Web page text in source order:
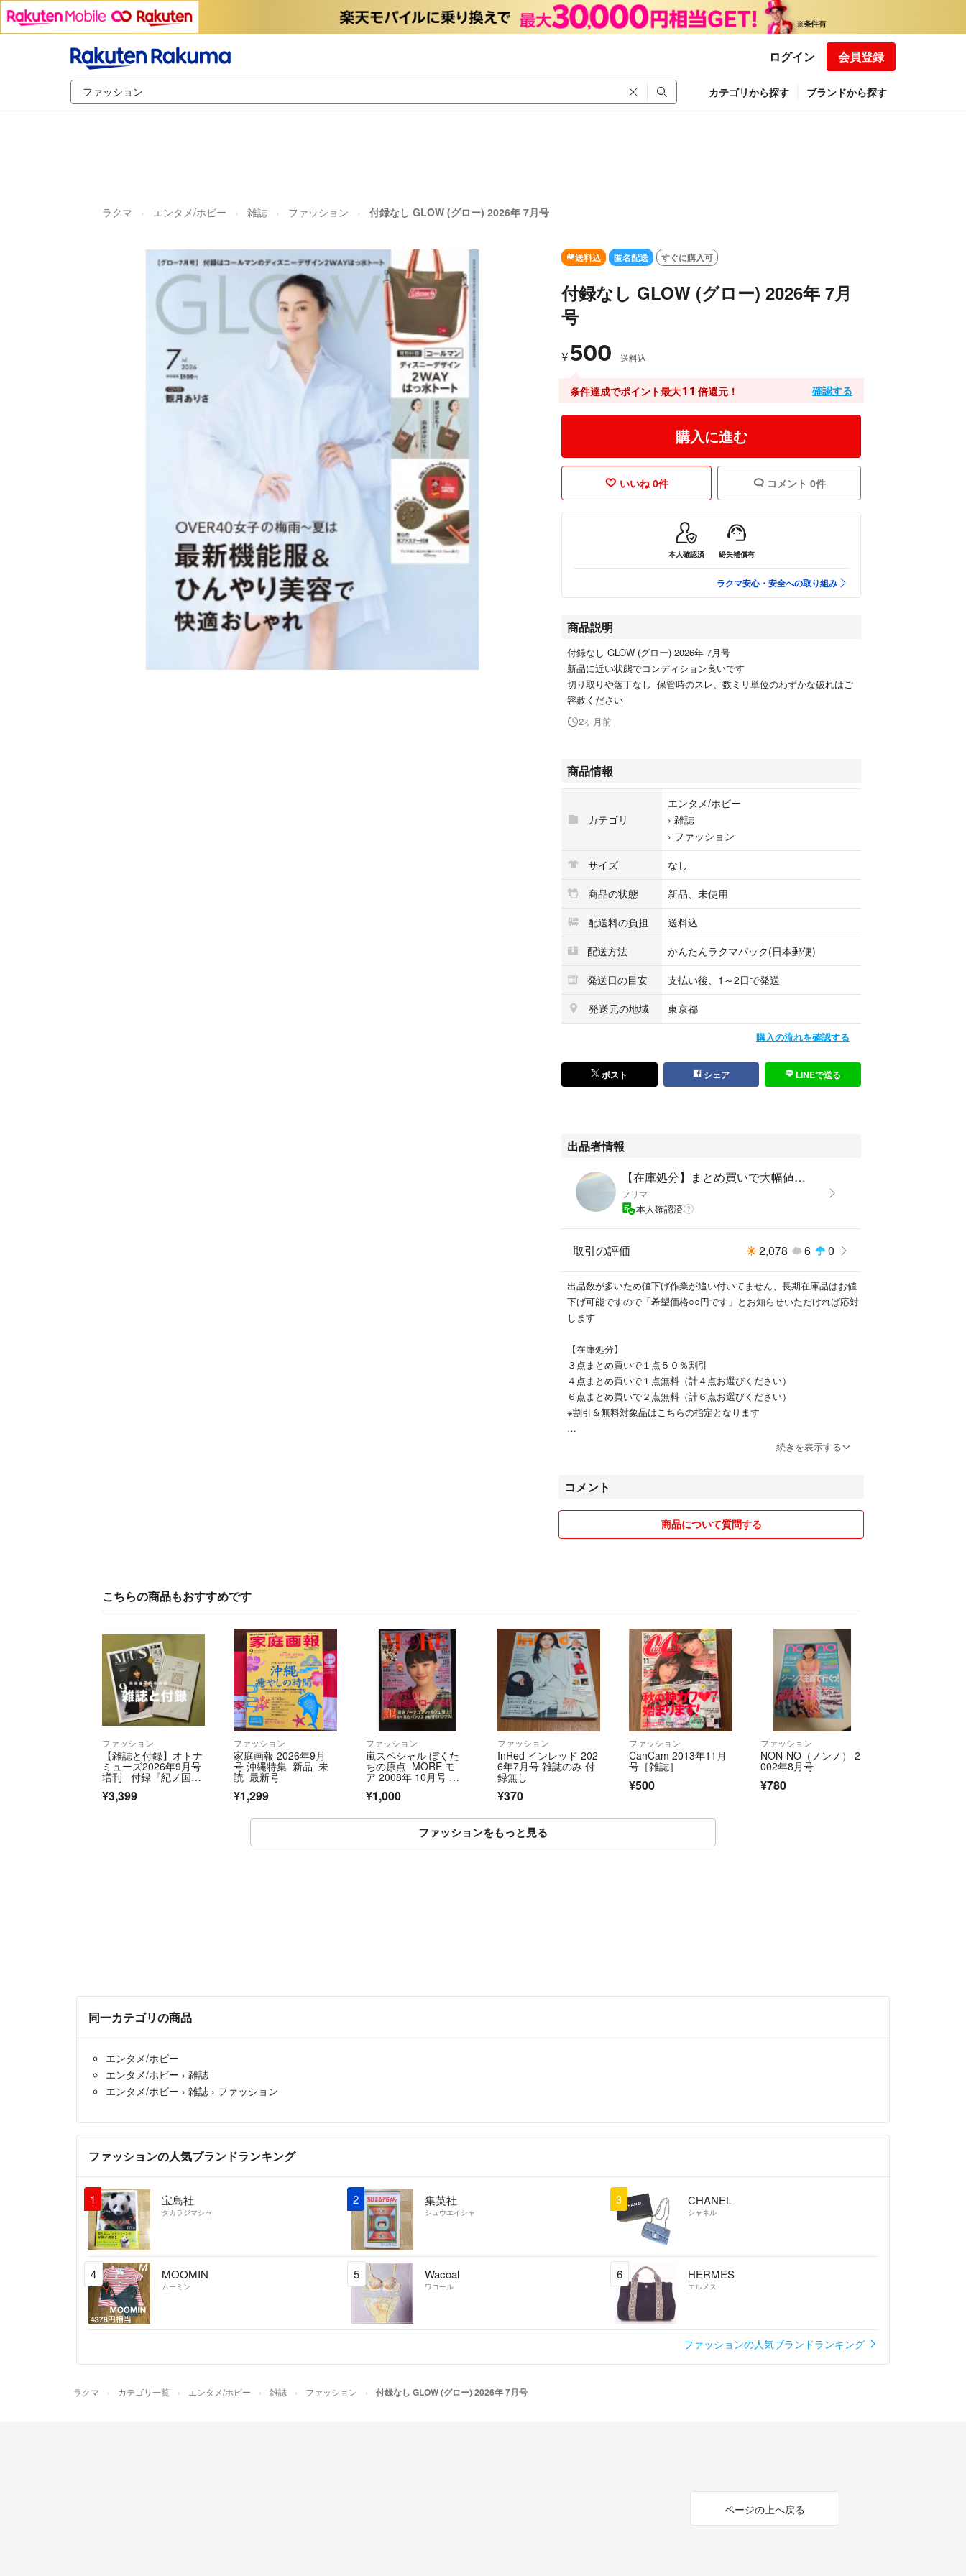
ログイン 会員登録
カテゴリから探す ブランドから探す
ラクマ エンタメ/ホビー 雑誌 ファッション 付録なし GLOW (グロー) 2026年 7月号
送料込 匿名配送 すぐに購入可
付録なし GLOW (グロー) 2026年 7月
号
¥ 500 送料込
条件達成でポイント最大11 倍還元！ 確認する
購入に進む
いいね 0件 コメント 0件
本人確認済 紛失補償有
ラクマ安心・安全への取り組み
商品説明
付録なし GLOW (グロー) 2026年 7月号
新品に近い状態でコンディション良いです
切り取りや落丁なし 保管時のスレ、数ミリ単位のわずかな破れはご
容赦ください
2ヶ月前
商品情報
カテゴリ
エンタメ/ホビー
› 雑誌
› ファッション
サイズ
なし
商品の状態
新品、未使用
配送料の負担
送料込
配送方法
かんたんラクマパック(日本郵便)
発送日の目安
支払い後、1～2日で発送
発送元の地域
東京都
購入の流れを確認する
ポスト シェア LINEで送る
出品者情報
【在庫処分】まとめ買いで大幅値引き
フリマ
本人確認済
取引の評価 2,078 6 0
出品数が多いため値下げ作業が追い付いてません、長期在庫品はお値
下げ可能ですので「希望価格○○円です」とお知らせいただければ応対
します
【在庫処分】
３点まとめ買いで１点５０％割引
４点まとめ買いで１点無料（計４点お選びください）
６点まとめ買いで２点無料（計６点お選びください）
※割引＆無料対象品はこちらの指定となります
ばら売り、当日発送OK！質問やご不明点はいつでもお問い合わせくだ
◎喫煙者なし、ペット飼育はしてません
◎以下は対応いたしかねます🙇
販売終了品／出品数以上の在庫問い合わせ
続きを表示する
コメント
商品について質問する
こちらの商品もおすすめです
ファッション
【雑誌と付録】オトナ
ミューズ2026年9月号
増刊 付録『紀ノ国屋
付き保冷保温バッグ』
¥3,399
ファッション
家庭画報 2026年9月
号 沖縄特集 新品 未
読 最新号
¥1,299
ファッション
嵐スペシャル ぼくた
ちの原点 MORE モ
ア 2008年 10月号 綾
¥1,000
ファッション
InRed インレッド 202
6年7月号 雑誌のみ 付
録無し
¥370
ファッション
CanCam 2013年11月
号［雑誌］
¥500
ファッション
NON-NO（ノンノ） 2
002年8月号
¥780
ファッションをもっと見る
同一カテゴリの商品
エンタメ/ホビー
エンタメ/ホビー › 雑誌
エンタメ/ホビー › 雑誌 › ファッション
ファッションの人気ブランドランキング
1 宝島社
タカラジマシャ
2 集英社
シュウエイシャ
3 CHANEL
シャネル
4 MOOMIN
ムーミン
5 Wacoal
ワコール
6 HERMES
エルメス
ファッションの人気ブランドランキング
ラクマ カテゴリ一覧 エンタメ/ホビー 雑誌 ファッション 付録なし GLOW (グロー) 2026年 7月号
ページの上へ戻る